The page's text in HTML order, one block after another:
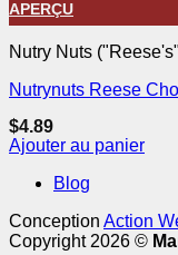
APERÇU
Nutry Nuts
Nutrynuts Reese
$4.89
Ajouter au panier
Blog
Conception Action
Copyright 2026 ©